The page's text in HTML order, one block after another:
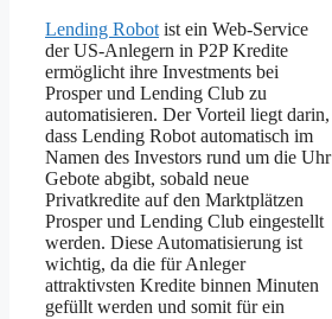
Lending Robot ist ein Web-Service
der US-Anlegern in P2P Kredite
ermöglicht ihre Investments bei
Prosper und Lending Club zu
automatisieren. Der Vorteil liegt darin,
dass Lending Robot automatisch im
Namen des Investors rund um die Uhr
Gebote abgibt, sobald neue
Privatkredite auf den Marktplätzen
Prosper und Lending Club eingestellt
werden. Diese Automatisierung ist
wichtig, da die für Anleger
attraktivsten Kredite binnen Minuten
gefüllt werden und somit für ein